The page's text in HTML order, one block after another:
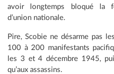
avoir longtemps bloqué la
d’union nationale.
Pire, Scobie ne désarme pas
100 à 200 manifestants
les 3 et 4 décembre 1945,
qu’aux assassins.